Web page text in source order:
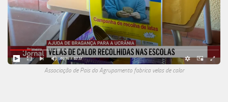
Associação de Pais do Agrupamento fabrica velas de calor